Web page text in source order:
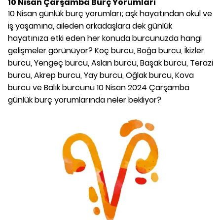
10 Nisan günlük burç yorumları; aşk hayatından okul ve
iş yaşamına, aileden arkadaşlara dek günlük
hayatınıza etki eden her konuda burcunuzda hangi
gelişmeler görünüyor? Koç burcu, Boğa burcu, İkizler
burcu, Yengeç burcu, Aslan burcu, Başak burcu, Terazi
burcu, Akrep burcu, Yay burcu, Oğlak burcu, Kova
burcu ve Balık burcunu 10 Nisan 2024 Çarşamba
günlük burç yorumlarında neler bekliyor?